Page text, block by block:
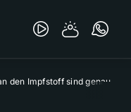
den Impfstoff sind genau